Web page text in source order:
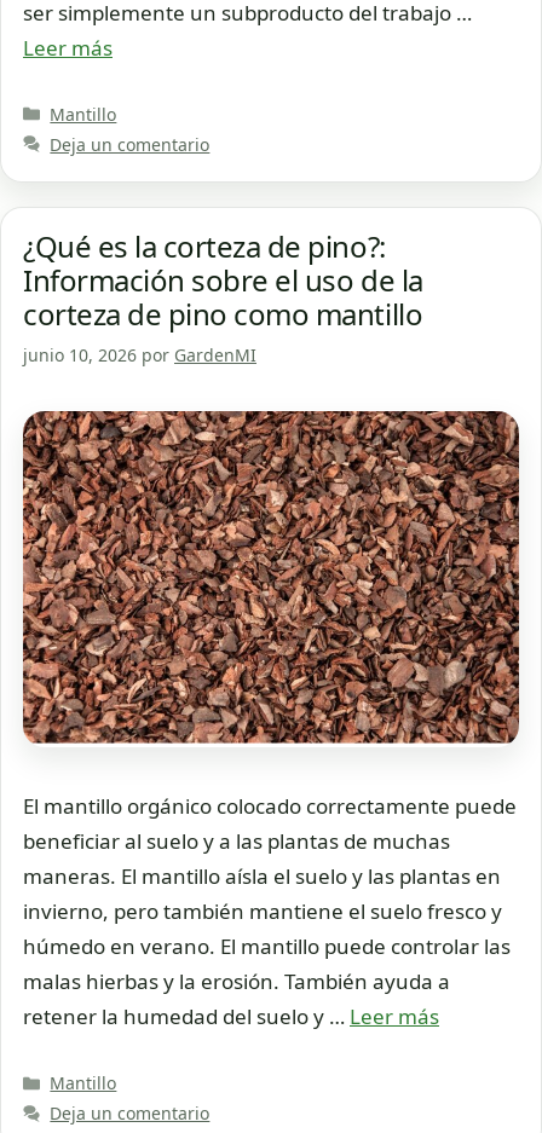
ser simplemente un subproducto del trabajo …
Leer más
Categorías
Mantillo
Deja un comentario
¿Qué es la corteza de pino?:
Información sobre el uso de la
corteza de pino como mantillo
junio 10, 2026 por GardenMI
El mantillo orgánico colocado correctamente puede
beneficiar al suelo y a las plantas de muchas
maneras. El mantillo aísla el suelo y las plantas en
invierno, pero también mantiene el suelo fresco y
húmedo en verano. El mantillo puede controlar las
malas hierbas y la erosión. También ayuda a
retener la humedad del suelo y … Leer más
Categorías
Mantillo
Deja un comentario